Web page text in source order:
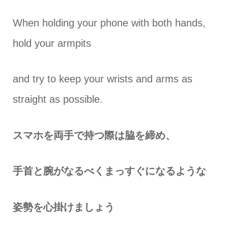
When holding your phone with both hands,
hold your armpits
and try to keep your wrists and arms as
straight as possible.
スマホを両手で持つ際は脇を締め、
手首と腕がなるべくまっすぐになるような
姿勢を心掛けましょう